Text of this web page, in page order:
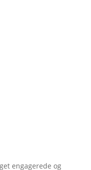
engagerede og